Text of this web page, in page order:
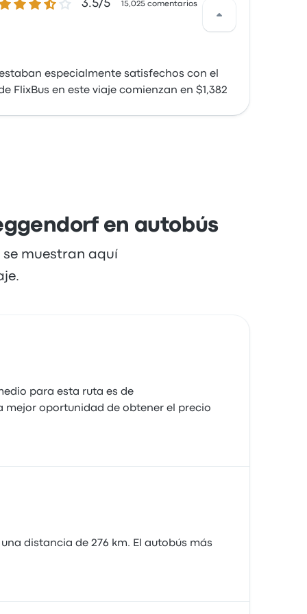
de 5 estrellas3.5/5 15,025 comentarios
especialmente satisfechos con el
FlixBus en este viaje comienzan en $1,382
en autobús
se muestran aquí
para esta ruta es de
mejor oportunidad de obtener el precio
distancia de 276 km. El autobús más